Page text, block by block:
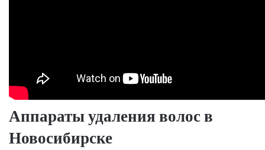
Аппараты удаления волос в
Новосибирске